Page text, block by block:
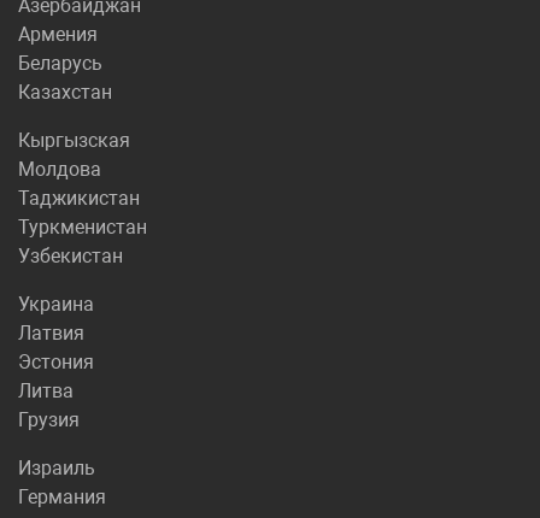
Азербайджан
Армения
Беларусь
Казахстан
Кыргызская
Молдова
Таджикистан
Туркменистан
Узбекистан
Украина
Латвия
Эстония
Литва
Грузия
Израиль
Германия